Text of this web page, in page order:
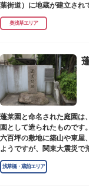
葉街道）に地蔵が建立され
奥浅草エリア
蓬莱園と命名された庭園は
園として造られたものです
六百坪の敷地に築山や東屋
ようですが、関東大震災で
指定の天然記念物の大イチ
浅草橋・蔵前エリア